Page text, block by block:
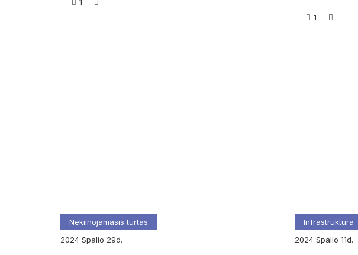
1
Nekilnojamasis turtas
2024
spalio 29d.
Infrastruktūra
2024
spalio 11d.